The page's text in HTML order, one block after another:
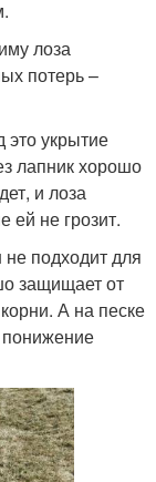
лоза
потерь –
это укрытие
лапник хорошо
и лоза
ей не грозит.
не подходит для
защищает от
А на песке